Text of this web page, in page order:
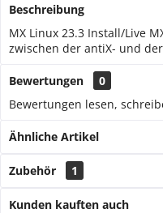
Beschreibung
MX Linux 23.3 Install/Live
zwischen der antiX- und
Bewertungen
0
Bewertungen lesen,
Ähnliche Artikel
Zubehör 1
Kunden kauften auch